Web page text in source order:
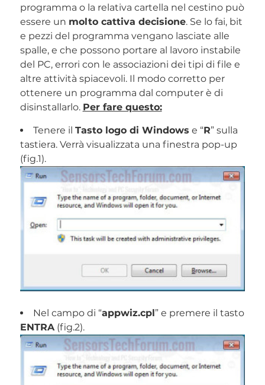
programma o la relativa cartella nel cestino può
essere un molto cattiva decisione. Se lo fai, bit
e pezzi del programma vengano lasciate alle
spalle, e che possono portare al lavoro instabile
del PC, errori con le associazioni dei tipi di file e
altre attività spiacevoli. Il modo corretto per
ottenere un programma dal computer è di
disinstallarlo. Per fare questo:
Tenere il Tasto logo di Windows e “R” sulla
tastiera. Verrà visualizzata una finestra pop-up
(fig.1).
Nel campo di “appwiz.cpl” e premere il tasto
ENTRA(fig.2).